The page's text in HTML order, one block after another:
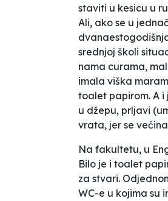
staviti u kesicu u
Ali, ako se u
srednjoj školi
nama curama,
imala viška
toalet papirom. A i
u džepu, prljavi
vrata, jer se
Na fakultetu, u
Bilo je i toalet
za stvari.
WC-e u kojima su